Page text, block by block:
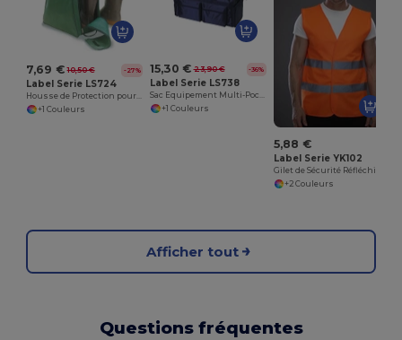
7,69 € 10,50 € -27%
Label Serie LS724
Housse de Protection pour Bottes en Nylon
+1 Couleurs
15,30 € 23,90 € -36%
Label Serie LS738
Sac Equipement Multi-Poches
+1 Couleurs
5,88 €
Label Serie YK102
+2 Couleurs
Afficher tout
Questions fréquentes